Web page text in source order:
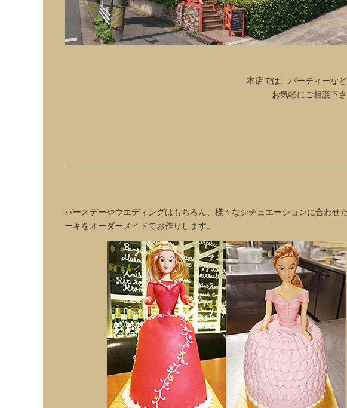
本店では、パーティーな
お気軽にご相談下
バースデーやウエディングはもちろん、様々なシチュエーションに合わせ
ーキをオーダーメイドでお作りします。